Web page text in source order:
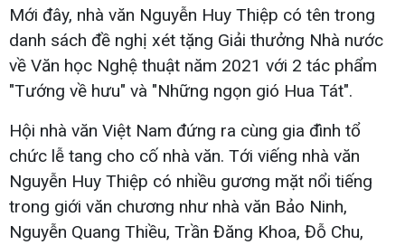
Mới đây, nhà văn Nguyễn Huy Thiệp có tên trong
danh sách đề nghị xét tặng Giải thưởng Nhà nước
về Văn học Nghệ thuật năm 2021 với 2 tác phẩm
"Tướng về hưu" và "Những ngọn gió Hua Tát".
Hội nhà văn Việt Nam đứng ra cùng gia đình tổ
chức lễ tang cho cố nhà văn. Tới viếng nhà văn
Nguyễn Huy Thiệp có nhiều gương mặt nổi tiếng
trong giới văn chương như nhà văn Bảo Ninh,
Nguyễn Quang Thiều, Trần Đăng Khoa, Đỗ Chu,